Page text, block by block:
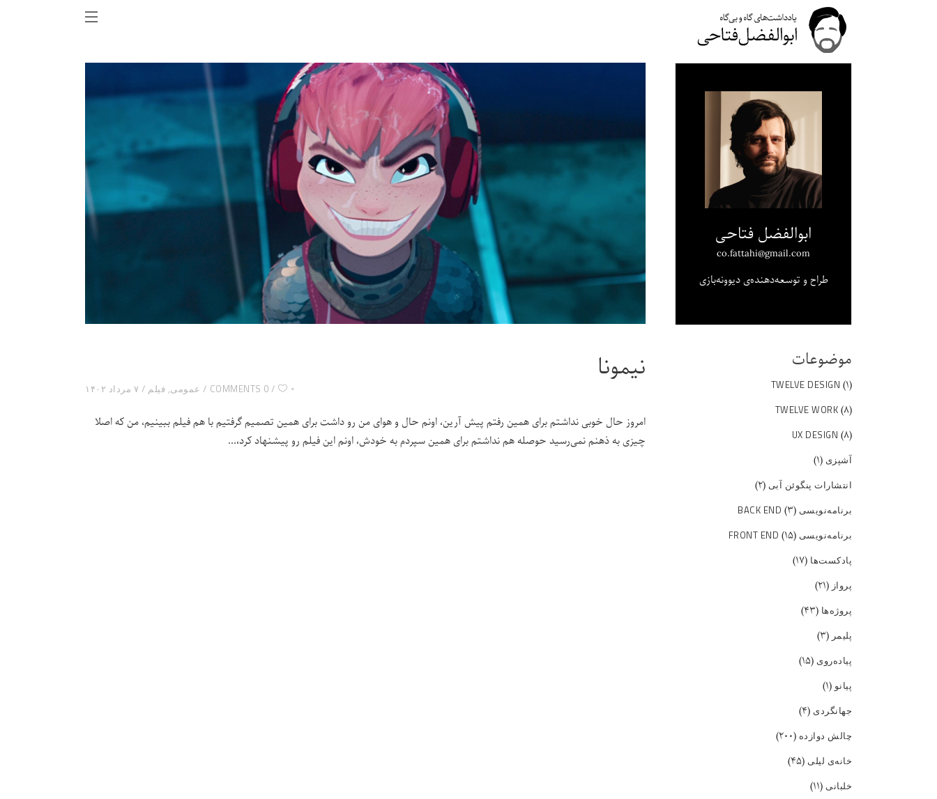
نیمونا
۷ مرداد ۱۴۰۲ عمومی, فیلم 0 COMMENTS ۰
امروز حال خوبی نداشتم برای همین رفتم پیش آرین، اونم حال و هوای من رو داشت برای همین تصمیم گرفتیم با هم فیلم ببینیم، من که اصلا
چیزی به ذهنم نمی‌رسید حوصله هم نداشتم برای همین سپردم به خودش، اونم این فیلم رو پیشنهاد کرد،
ابوالفضل فتاحی
co.fattahi@gmail.com
طراح و توسعه‌دهنده‌ی دیوونه‌بازی
موضوعات
TWELVE DESIGN (۱)
TWELVE WORK (۸)
UX DESIGN (۸)
آشپزی (۱)
انتشارات پنگوئن آبی (۲)
برنامه‌نویسی BACK END (۳)
برنامه‌نویسی FRONT END (۱۵)
پادکست‌ها (۱۷)
پرواز(۲۱)
پروژه‌ها (۴۳)
پلیمر(۳)
پیاده‌روی (۱۵)
پیانو(۱)
جهانگردی (۴)
چالش دوازده (۲۰۰)
خانه‌ی لیلی (۴۵)
خلبانی (۱۱)